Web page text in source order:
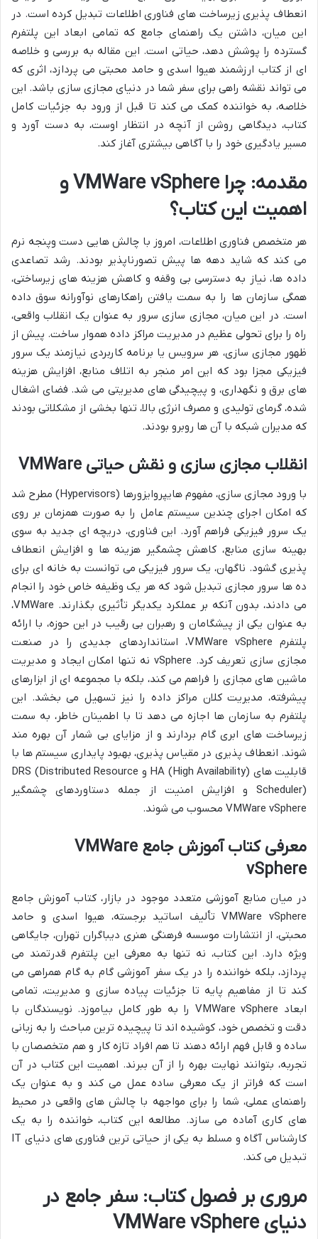
انعطاف پذیری زیرساخت های فناوری اطلاعات تبدیل کرده است. در
این میان، داشتن یک راهنمای جامع که تمامی ابعاد این پلتفرم
گسترده را پوشش دهد، حیاتی است. این مقاله به بررسی و خلاصه
ای از کتاب ارزشمند هیوا اسدی و حامد محبتی می پردازد، اثری که
می تواند نقشه راهی برای سفر شما در دنیای مجازی سازی باشد. این
خلاصه، به خواننده کمک می کند تا قبل از ورود به جزئیات کامل
کتاب، دیدگاهی روشن از آنچه در انتظار اوست، به دست آورد و
مسیر یادگیری خود را با آگاهی بیشتری آغاز کند.
مقدمه: چرا VMWare vSphere و
اهمیت این کتاب؟
هر متخصص فناوری اطلاعات، امروز با چالش هایی دست وپنجه نرم
می کند که شاید دهه ها پیش تصورناپذیر بودند. رشد تصاعدی
داده ها، نیاز به دسترسی بی وقفه و کاهش هزینه های زیرساختی،
همگی سازمان ها را به سمت یافتن راهکارهای نوآورانه سوق داده
است. در این میان، مجازی سازی سرور به عنوان یک انقلاب واقعی،
راه را برای تحولی عظیم در مدیریت مراکز داده هموار ساخت. پیش از
ظهور مجازی سازی، هر سرویس یا برنامه کاربردی نیازمند یک سرور
فیزیکی مجزا بود که این امر منجر به اتلاف منابع، افزایش هزینه
های برق و نگهداری، و پیچیدگی های مدیریتی می شد. فضای اشغال
شده، گرمای تولیدی و مصرف انرژی بالا، تنها بخشی از مشکلاتی بودند
که مدیران شبکه با آن ها روبرو بودند.
انقلاب مجازی سازی و نقش حیاتی VMWare
با ورود مجازی سازی، مفهوم هایپروایزورها (Hypervisors) مطرح شد
که امکان اجرای چندین سیستم عامل را به صورت همزمان بر روی
یک سرور فیزیکی فراهم آورد. این فناوری، دریچه ای جدید به سوی
بهینه سازی منابع، کاهش چشمگیر هزینه ها و افزایش انعطاف
پذیری گشود. ناگهان، یک سرور فیزیکی می توانست به خانه ای برای
ده ها سرور مجازی تبدیل شود که هر یک وظیفه خاص خود را انجام
می دادند، بدون آنکه بر عملکرد یکدیگر تأثیری بگذارند. VMWare،
به عنوان یکی از پیشگامان و رهبران بی رقیب در این حوزه، با ارائه
پلتفرم VMWare vSphere، استانداردهای جدیدی را در صنعت
مجازی سازی تعریف کرد. vSphere نه تنها امکان ایجاد و مدیریت
ماشین های مجازی را فراهم می کند، بلکه با مجموعه ای از ابزارهای
پیشرفته، مدیریت کلان مراکز داده را نیز تسهیل می بخشد. این
پلتفرم به سازمان ها اجازه می دهد تا با اطمینان خاطر، به سمت
زیرساخت های ابری گام بردارند و از مزایای بی شمار آن بهره مند
شوند. انعطاف پذیری در مقیاس پذیری، بهبود پایداری سیستم ها با
قابلیت های HA (High Availability) و DRS (Distributed Resource
Scheduler) و افزایش امنیت از جمله دستاوردهای چشمگیر
VMWare vSphere محسوب می شوند.
معرفی کتاب آموزش جامع VMWare
vSphere
در میان منابع آموزشی متعدد موجود در بازار، کتاب آموزش جامع
VMWare vSphere تألیف اساتید برجسته، هیوا اسدی و حامد
محبتی، از انتشارات موسسه فرهنگی هنری دیباگران تهران، جایگاهی
ویژه دارد. این کتاب، نه تنها به معرفی این پلتفرم قدرتمند می
پردازد، بلکه خواننده را در یک سفر آموزشی گام به گام همراهی می
کند تا از مفاهیم پایه تا جزئیات پیاده سازی و مدیریت، تمامی
ابعاد VMWare vSphere را به طور کامل بیاموزد. نویسندگان با
دقت و تخصص خود، کوشیده اند تا پیچیده ترین مباحث را به زبانی
ساده و قابل فهم ارائه دهند تا هم افراد تازه کار و هم متخصصان با
تجربه، بتوانند نهایت بهره را از آن ببرند. اهمیت این کتاب در آن
است که فراتر از یک معرفی ساده عمل می کند و به عنوان یک
راهنمای عملی، شما را برای مواجهه با چالش های واقعی در محیط
های کاری آماده می سازد. مطالعه این کتاب، خواننده را به یک
کارشناس آگاه و مسلط به یکی از حیاتی ترین فناوری های دنیای IT
تبدیل می کند.
مروری بر فصول کتاب: سفر جامع در
دنیای VMWare vSphere